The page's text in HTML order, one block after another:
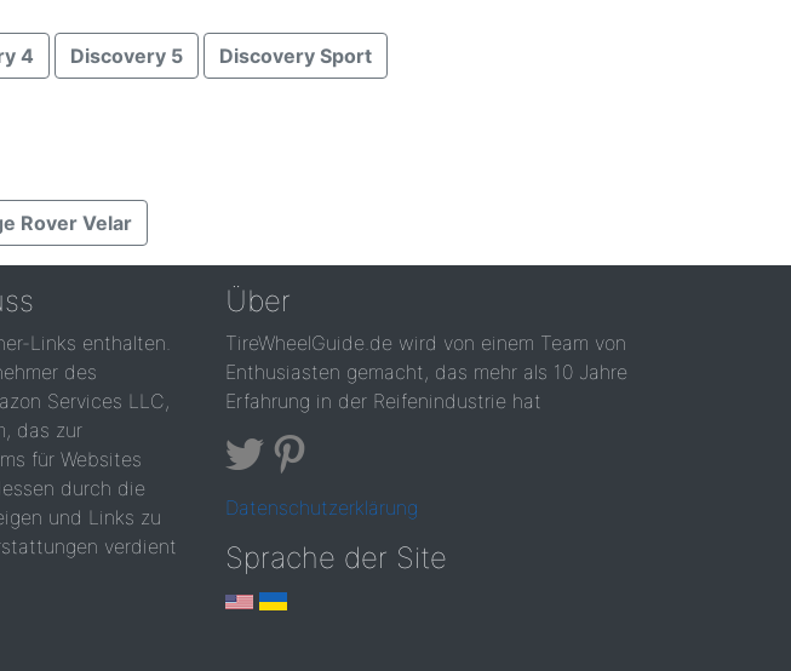
4 Discovery 5 Discovery Sport
Rover Velar
Links enthalten.
des
Services LLC,
das zur
für Websites
durch die
und Links zu
verdient
Über
TireWheelGuide.de wird von einem Team von
Enthusiasten gemacht, das mehr als 10 Jahre
Erfahrung in der Reifenindustrie hat
Datenschutzerklärung
Sprache der Site